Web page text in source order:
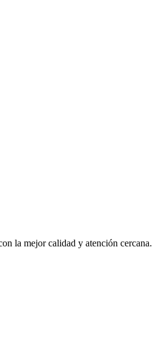
la mejor calidad y atención cercana.